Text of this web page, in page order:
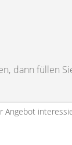
dann füllen